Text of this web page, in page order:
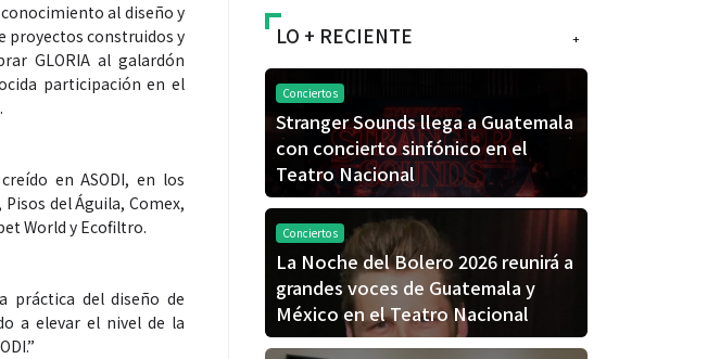
al diseño y
proyectos construidos y
GLORIA al galardón
participación en el
en ASODI, en los
del Águila, Comex,
World y Ecofiltro.
práctica del diseño de
a elevar el nivel de la
+
LO + RECIENTE
Conciertos
Stranger Sounds llega a Guatemala
con concierto sinfónico en el
Teatro Nacional
Conciertos
La Noche del Bolero 2026 reunirá a
grandes voces de Guatemala y
México en el Teatro Nacional